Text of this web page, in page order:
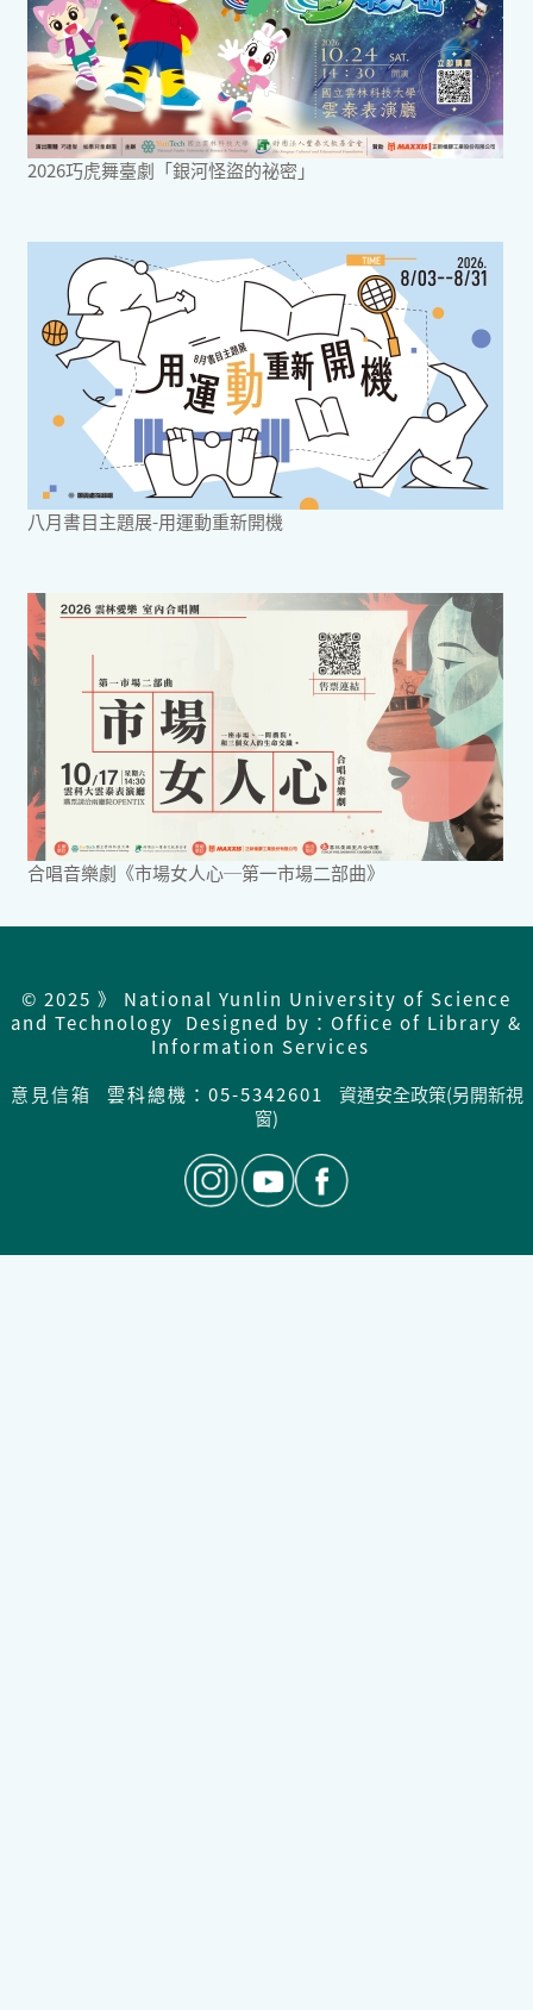
2026巧虎舞臺劇「銀河怪盜的祕密」
八月書目主題展-用運動重新開機
合唱音樂劇《市場女人心─第一市場二部曲》
© 2025 》 National Yunlin University of Science
and Technology Designed by：Office of Library &
Information Services
意見信箱
雲科總機：05-5342601
資通安全政策(另開新視
窗)